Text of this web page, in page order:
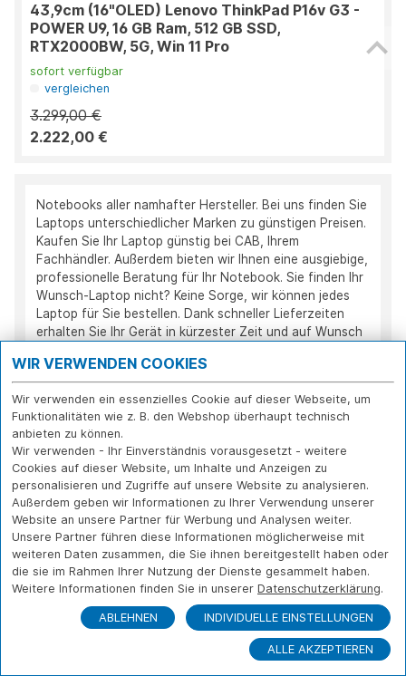
KATEGORIEN
Notebooks [41]
ASUS [0]
Lenovo[41]
SAMSUNG[0]
Dell[0]
HP[0]
MSI [0]
CAB MobileBusiness [0]
Terra
Gigabyte[0]
Notebooks EDU
43,9cm (16"OLED) Lenovo ThinkPad P16v G3 -
POWER U9, 16 GB Ram, 512 GB SSD,
RTX2000BW, 5G, Win 11 Pro
sofort verfügbar
vergleichen
3.299,00 €
2.222,00 €
Notebooks aller namhafter Hersteller. Bei uns finden Sie
Laptops unterschiedlicher Marken zu günstigen Preisen.
Kaufen Sie Ihr Laptop günstig bei CAB, Ihrem
Fachhändler. Außerdem bieten wir Ihnen eine ausgiebige,
professionelle Beratung für Ihr Notebook. Sie finden Ihr
Wunsch-Laptop nicht? Keine Sorge, wir können jedes
Laptop für Sie bestellen. Dank schneller Lieferzeiten
erhalten Sie Ihr Gerät in kürzester Zeit und auf Wunsch
sodass Sie direkt loslegen können.
WIR VERWENDEN COOKIES
Wir verwenden ein essenzielles Cookie auf dieser Webseite, um
Funktionalitäten wie z. B. den Webshop überhaupt technisch
anbieten zu können.
Wir verwenden - Ihr Einverständnis vorausgesetzt - weitere
Cookies auf dieser Website, um Inhalte und Anzeigen zu
personalisieren und Zugriffe auf unsere Website zu analysieren.
Außerdem geben wir Informationen zu Ihrer Verwendung unserer
Website an unsere Partner für Werbung und Analysen weiter.
Unsere Partner führen diese Informationen möglicherweise mit
weiteren Daten zusammen, die Sie ihnen bereitgestellt haben oder
die sie im Rahmen Ihrer Nutzung der Dienste gesammelt haben.
Weitere Informationen finden Sie in unserer Datenschutzerklärung.
ABLEHNEN INDIVIDUELLE EINSTELLUNGEN
ALLE AKZEPTIEREN